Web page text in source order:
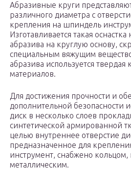
Абразивные круги
различного диаметра с
крепления на шпиндель
Изготавливается такая
абразива на круглую основу,
специальным вяжущим
абразива используется
материалов.
Для достижения прочности и
дополнительной безопасности
диск в несколько слоев
синтетической армированной
целью внутреннее отверстие
предназначенное для
инструмент, снабжено кольцом,
металлическим.